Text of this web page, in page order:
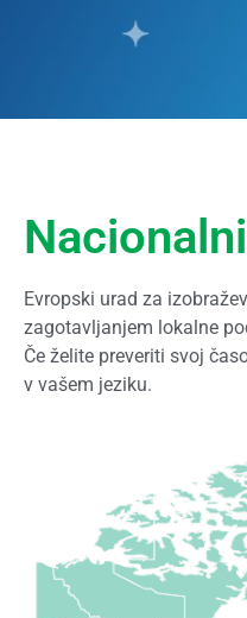
Evropski urad za
zagotavljanjem lokalne
Če želite preveriti svoj
v vašem jeziku.